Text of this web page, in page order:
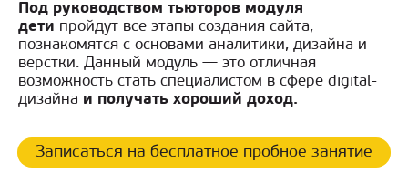
Под руководством тьюторов модуля
дети пройдут все этапы создания сайта,
познакомятся с основами аналитики, дизайна и
верстки. Данный модуль — это отличная
возможность стать специалистом в сфере digital-
дизайна и получать хороший доход.
Записаться на бесплатное пробное занятие